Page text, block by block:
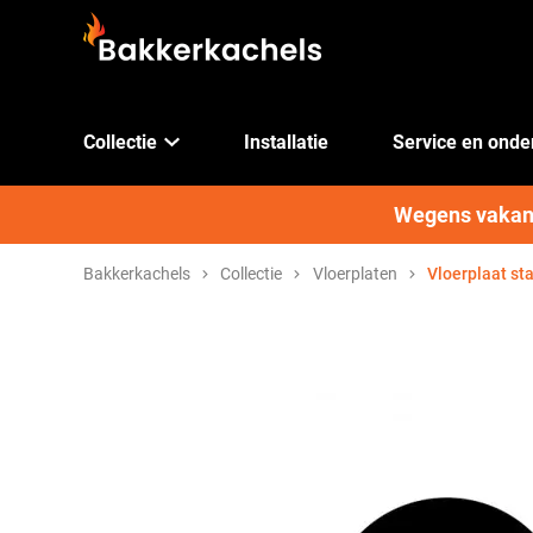
Collectie Installatie Service en
Wegens
Bakkerkachels Collectie Vloerplaten Vloerplaat